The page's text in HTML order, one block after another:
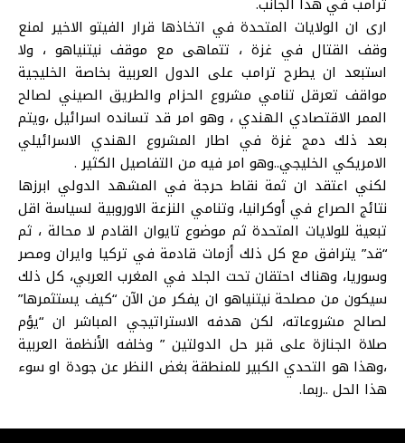
ارى ان الولايات المتحدة في اتخاذها قرار الفيتو الاخير لمنع
وقف القتال في غزة ، تتماهى مع موقف نيتنياهو ، ولا
استبعد ان يطرح ترامب على الدول العربية بخاصة الخليجية
مواقف تعرقل تنامي مشروع الحزام والطريق الصيني لصالح
الممر الاقتصادي الهندي ، وهو امر قد تسانده اسرائيل ،ويتم
بعد ذلك دمج غزة في اطار المشروع الهندي الاسرائيلي
الامريكي الخليجي..وهو امر فيه من التفاصيل الكثير .
لكني اعتقد ان ثمة نقاط حرجة في المشهد الدولي ابرزها
نتائج الصراع في أوكرانيا، وتنامي النزعة الاوروبية لسياسة اقل
تبعية للولايات المتحدة ثم موضوع تايوان القادم لا محالة ، ثم
“قد” يترافق مع كل ذلك أزمات قادمة في تركيا وايران ومصر
وسوريا، وهناك احتقان تحت الجلد في المغرب العربي، كل ذلك
سيكون من مصلحة نيتنياهو ان يفكر من الآن “كيف يستثمرها”
لصالح مشروعاته، لكن هدفه الاستراتيجي المباشر ان “يؤم
صلاة الجنازة على قبر حل الدولتين ” وخلفه الأنظمة العربية
،وهذا هو التحدي الكبير للمنطقة بغض النظر عن جودة او سوء
هذا الحل ..ربما.